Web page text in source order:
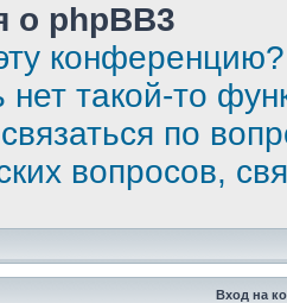
о phpBB3
конференцию?
нет такой-то
по
вопросов,
Вход на